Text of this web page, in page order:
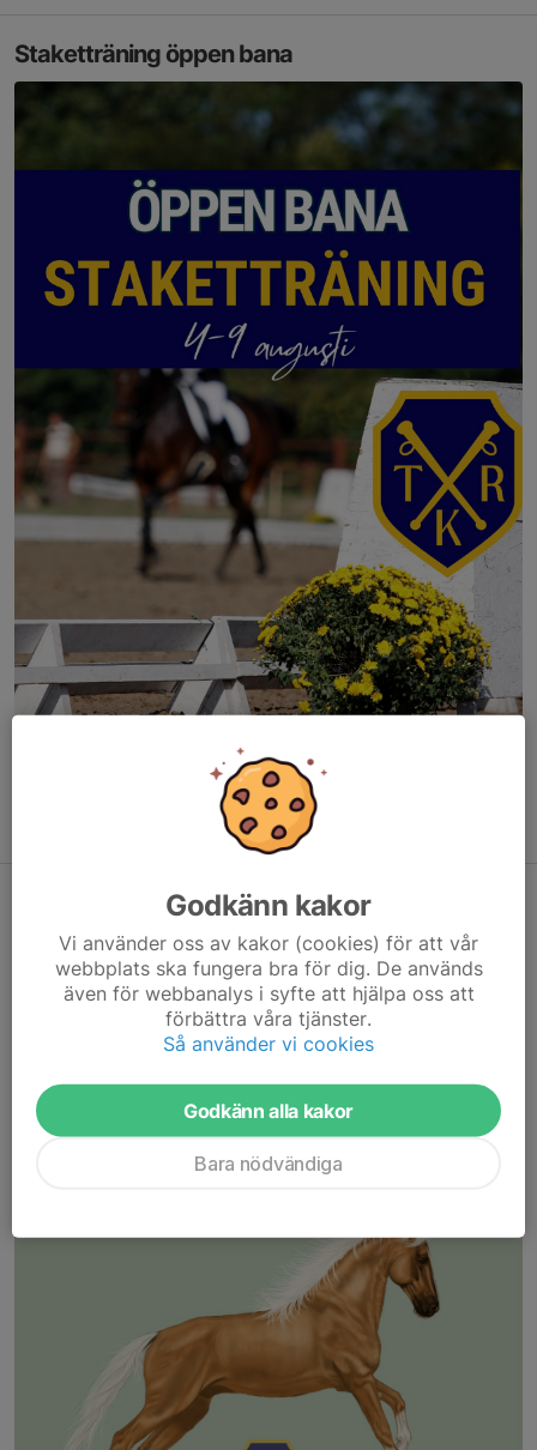
Staketträning öppen bana
Godkänn kakor
Vi använder oss av kakor (cookies) för att vår
webbplats ska fungera bra för dig. De används
även för webbanalys i syfte att hjälpa oss att
förbättra våra tjänster.
Så använder vi cookies
Godkänn alla kakor
Bara nödvändiga